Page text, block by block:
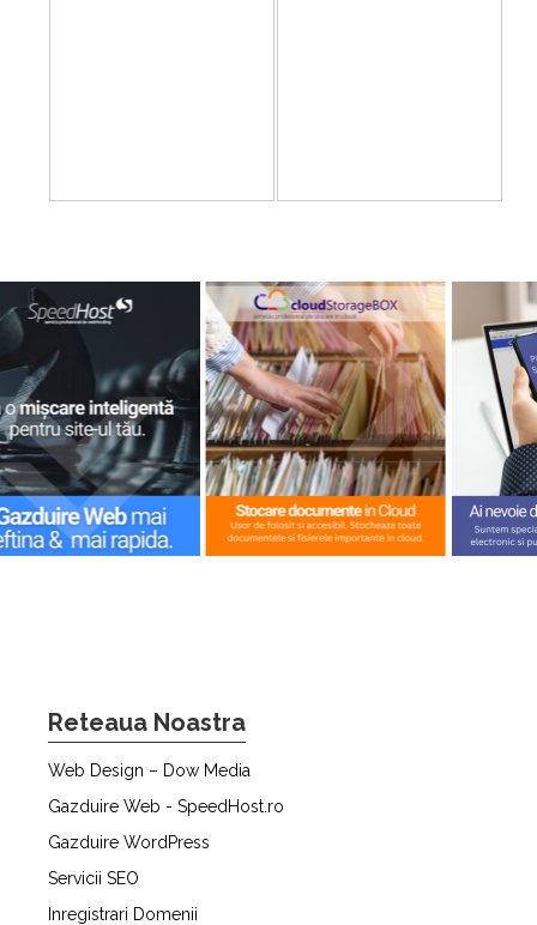
Reteaua Noastra
Web Design – Dow Media
Gazduire Web - SpeedHost.ro
Gazduire WordPress
Servicii SEO
Inregistrari Domenii